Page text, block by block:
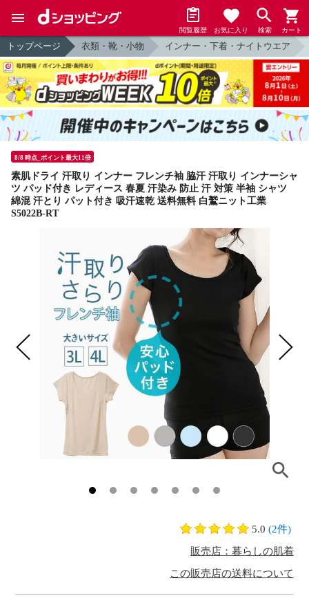
閲覧履歴 お気に入り 検索 カート
トップページ 衣類・靴・小物 インナー・下着・ナイトウエア
8/8 時点_ポイント最大11倍
素肌ドライ 汗取り インナー フレンチ袖 脇汗 汗取り インナーシャ
ツ パッド付き レディース 春夏 汗染み 防止 汗 対策 半袖 シャツ
綿混 汗とり パット付き 吸汗速乾 送料無料 白鷲ニット工業
S5022B-RT
5.0 (2件)
販売店：暮らしの肌着
この販売店の送料について